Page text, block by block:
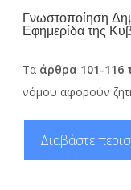
Γνωστοποίηση
Εφημερίδα της
Τα άρθρα 101-116
νόμου αφορούν
Διαβάστε